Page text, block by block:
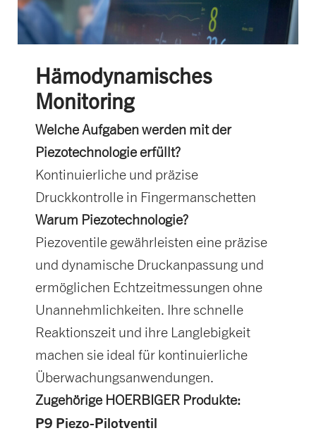
Hämodynamisches
Monitoring
Welche Aufgaben werden mit der
Piezotechnologie erfüllt?
Kontinuierliche und präzise
Druckkontrolle in Fingermanschetten
Warum Piezotechnologie?
Piezoventile gewährleisten eine präzise
und dynamische Druckanpassung und
ermöglichen Echtzeitmessungen ohne
Unannehmlichkeiten. Ihre schnelle
Reaktionszeit und ihre Langlebigkeit
machen sie ideal für kontinuierliche
Überwachungsanwendungen.
Zugehörige HOERBIGER Produkte:
P9 Piezo-Pilotventil